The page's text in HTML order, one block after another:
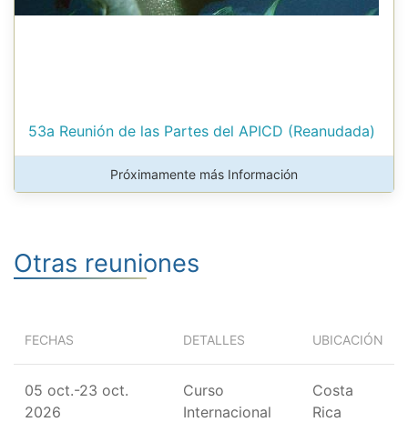
53a Reunión de las Partes del APICD (Reanudada)
Próximamente más Información
Otras reuniones
FECHAS DETALLES UBICACIÓN
05 oct.-23 oct.
2026
Curso
Internacional
Costa
Rica